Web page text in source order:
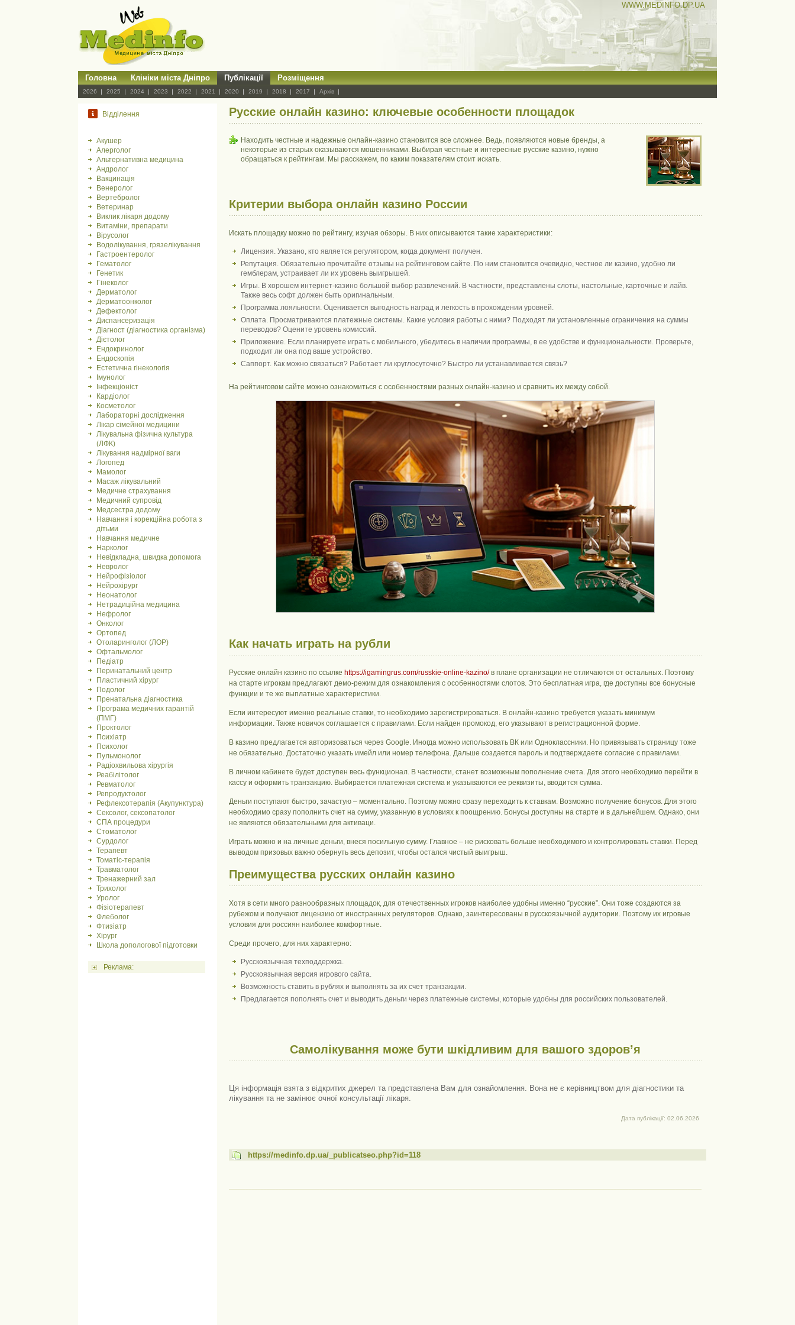
WWW.MEDINFO.DP.UA
Головна Клініки міста Дніпро Публікації Розміщення
2026 2025 2024 2023 2022 2021 2020 2019 2018 2017 Архів
Відділення
Акушер
Алерголог
Альтернативна медицина
Андролог
Вакцинація
Венеролог
Вертебролог
Ветеринар
Виклик лікаря додому
Витаміни, препарати
Вірусолог
Водолікування, грязелікування
Гастроентеролог
Гематолог
Генетик
Гінеколог
Дерматолог
Дерматоонколог
Дефектолог
Диспансеризація
Діагност (діагностика організма)
Дієтолог
Ендокринолог
Ендоскопія
Естетична гінекологія
Імунолог
Інфекціоніст
Кардіолог
Косметолог
Лабораторні дослідження
Лікар сімейної медицини
Лікувальна фізична культура
(ЛФК)
Лікування надмірної ваги
Логопед
Мамолог
Масаж лікувальний
Медичне страхування
Медичний супровід
Медсестра додому
Навчання і корекційна робота з
дітьми
Навчання медичне
Нарколог
Невідкладна, швидка допомога
Невролог
Нейрофізіолог
Нейрохірург
Неонатолог
Нетрадиційна медицина
Нефролог
Онколог
Ортопед
Отоларинголог (ЛОР)
Офтальмолог
Педіатр
Перинатальний центр
Пластичний хірург
Подолог
Пренатальна діагностика
Програма медичних гарантій
(ПМГ)
Проктолог
Психіатр
Психолог
Пульмонолог
Радіохвильова хірургія
Реабілітолог
Ревматолог
Репродуктолог
Рефлексотерапія (Акупунктура)
Сексолог, сексопатолог
СПА процедури
Стоматолог
Сурдолог
Терапевт
Томатіс-терапія
Травматолог
Тренажерний зал
Трихолог
Уролог
Фізіотерапевт
Флеболог
Фтизіатр
Хірург
Школа допологової підготовки
Реклама:
Русские онлайн казино: ключевые особенности площадок
Находить честные и надежные онлайн-казино становится все сложнее. Ведь, появляются новые бренды, а
некоторые из старых оказываются мошенниками. Выбирая честные и интересные русские казино, нужно
обращаться к рейтингам. Мы расскажем, по каким показателям стоит искать.
Критерии выбора онлайн казино России
Искать площадку можно по рейтингу, изучая обзоры. В них описываются такие характеристики:
Лицензия. Указано, кто является регулятором, когда документ получен.
Репутация. Обязательно прочитайте отзывы на рейтинговом сайте. По ним становится очевидно, честное ли казино, удобно ли
гемблерам, устраивает ли их уровень выигрышей.
Игры. В хорошем интернет-казино большой выбор развлечений. В частности, представлены слоты, настольные, карточные и лайв.
Также весь софт должен быть оригинальным.
Программа лояльности. Оценивается выгодность наград и легкость в прохождении уровней.
Оплата. Просматриваются платежные системы. Какие условия работы с ними? Подходят ли установленные ограничения на суммы
переводов? Оцените уровень комиссий.
Приложение. Если планируете играть с мобильного, убедитесь в наличии программы, в ее удобстве и функциональности. Проверьте,
подходит ли она под ваше устройство.
Саппорт. Как можно связаться? Работает ли круглосуточно? Быстро ли устанавливается связь?
На рейтинговом сайте можно ознакомиться с особенностями разных онлайн-казино и сравнить их между собой.
Как начать играть на рубли
Русские онлайн казино по ссылке https://igamingrus.com/russkie-online-kazino/в плане организации не отличаются от остальных. Поэтому
на старте игрокам предлагают демо-режим для ознакомления с особенностями слотов. Это бесплатная игра, где доступны все бонусные
функции и те же выплатные характеристики.
Если интересуют именно реальные ставки, то необходимо зарегистрироваться. В онлайн-казино требуется указать минимум
информации. Также новичок соглашается с правилами. Если найден промокод, его указывают в регистрационной форме.
В казино предлагается авторизоваться через Google. Иногда можно использовать ВК или Одноклассники. Но привязывать страницу тоже
не обязательно. Достаточно указать имейл или номер телефона. Дальше создается пароль и подтверждаете согласие с правилами.
В личном кабинете будет доступен весь функционал. В частности, станет возможным пополнение счета. Для этого необходимо перейти в
кассу и оформить транзакцию. Выбирается платежная система и указываются ее реквизиты, вводится сумма.
Деньги поступают быстро, зачастую – моментально. Поэтому можно сразу переходить к ставкам. Возможно получение бонусов. Для этого
необходимо сразу пополнить счет на сумму, указанную в условиях к поощрению. Бонусы доступны на старте и в дальнейшем. Однако, они
не являются обязательными для активаци.
Играть можно и на личные деньги, внеся посильную сумму. Главное – не рисковать больше необходимого и контролировать ставки. Перед
выводом призовых важно обернуть весь депозит, чтобы остался чистый выигрыш.
Преимущества русских онлайн казино
Хотя в сети много разнообразных площадок, для отечественных игроков наиболее удобны именно “русские”. Они тоже создаются за
рубежом и получают лицензию от иностранных регуляторов. Однако, заинтересованы в русскоязычной аудитории. Поэтому их игровые
условия для россиян наиболее комфортные.
Среди прочего, для них характерно:
Русскоязычная техподдержка.
Русскоязычная версия игрового сайта.
Возможность ставить в рублях и выполнять за их счет транзакции.
Предлагается пополнять счет и выводить деньги через платежные системы, которые удобны для российских пользователей.
Самолікування може бути шкідливим для вашого здоров’я
Ця інформація взята з відкритих джерел та представлена ​​Вам для ознайомлення. Вона не є керівництвом для діагностики та
лікування та не замінює очної консультації лікаря.
Дата публікації: 02.06.2026
https://medinfo.dp.ua/_publicatseo.php?id=118